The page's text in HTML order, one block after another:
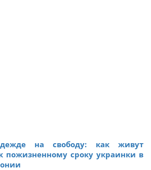
на свободу: как живут
пожизненному сроку украинки в